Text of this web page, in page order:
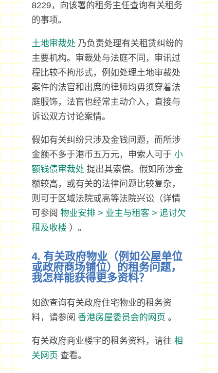
8229，向该署的租务主任查询有关租务
的事项。
土地审裁处乃负责处理有关租赁纠纷的
主要机构。审裁处与法庭不同，审讯过
程比较不拘形式，例如处理土地审裁处
案件的法官和出席的律师均毋须穿着法
庭服饰，法官也经常主动介入，直接与
诉讼双方讨论案情。
假如有关纠纷只涉及金钱问题，而所涉
金额不多于港币五万元，申索人可于 小
额钱债审裁处提出其索偿。假如所涉金
额较高，或有关的法律问题比较复杂，
则可于区域法院或高等法院兴讼（详情
可参阅 物业安排 > 业主与租客 > 追讨欠
租及收楼 ）。
4. 有关政府物业（例如公屋单位
或政府商场铺位）的租务问题，
我怎样能获得更多资料？
如欲查询有关政府住宅物业的租务资
料，请参阅 香港房屋委员会的网页 。
有关政府商业楼宇的租务资料，请往 相
关网页 查看。